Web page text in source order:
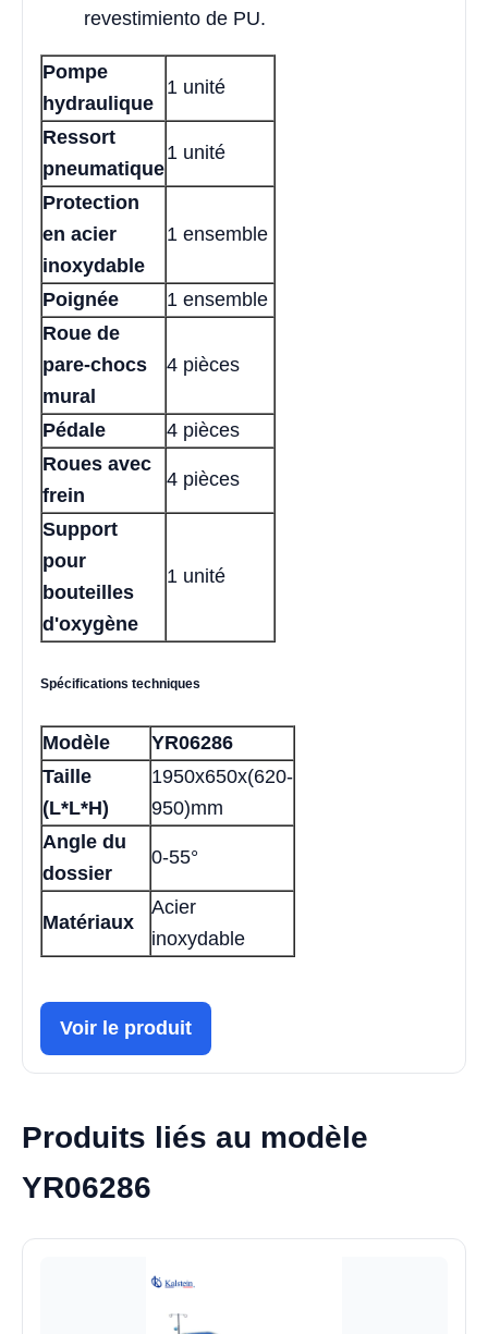
revestimiento de PU.
Pompe
hydraulique
1 unité
Ressort
pneumatique
1 unité
Protection
en acier
inoxydable
1 ensemble
Poignée
1 ensemble
Roue de
pare-chocs
mural
4 pièces
Pédale
4 pièces
Roues avec
frein
4 pièces
Support
pour
bouteilles
d'oxygène
1 unité
Spécifications techniques
Modèle
YR06286
Taille
(L*L*H)
1950x650x(620-
950)mm
Angle du
dossier
0-55°
Matériaux
Acier
inoxydable
Voir le produit
Produits liés au modèle
YR06286